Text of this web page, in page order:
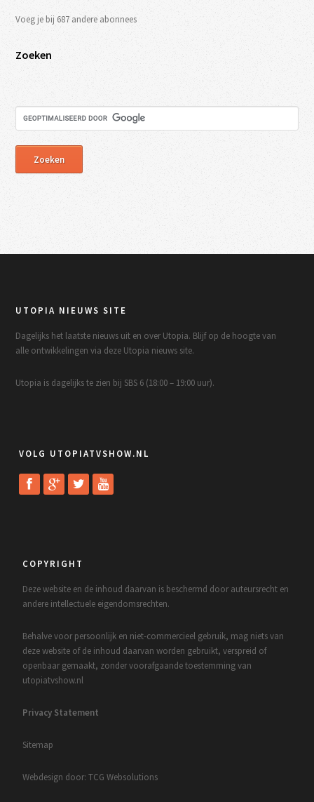
Voeg je bij 687 andere abonnees
Zoeken
UTOPIA NIEUWS SITE
Dagelijks het laatste nieuws uit en over Utopia. Blijf op de hoogte van
alle ontwikkelingen via deze Utopia nieuws site.
Utopia is dagelijks te zien bij SBS 6 (18:00 – 19:00 uur).
VOLG UTOPIATVSHOW.NL
COPYRIGHT
Deze website en de inhoud daarvan is beschermd door auteursrecht en
andere intellectuele eigendomsrechten.
Behalve voor persoonlijk en niet-commercieel gebruik, mag niets van
deze website of de inhoud daarvan worden gebruikt, verspreid of
openbaar gemaakt, zonder voorafgaande toestemming van
utopiatvshow.nl
Privacy Statement
Sitemap
Webdesign door: TCG Websolutions